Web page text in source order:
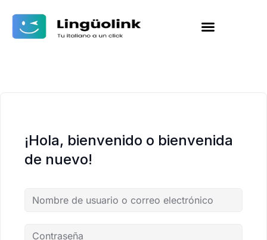
¡Hola, bienvenido o bienvenida
de nuevo!